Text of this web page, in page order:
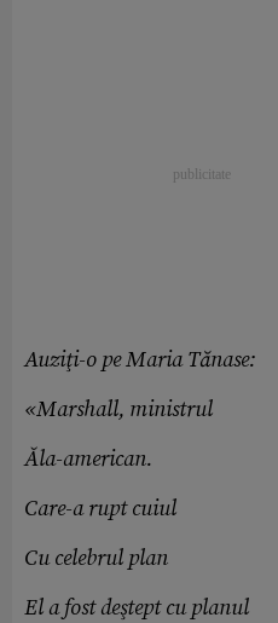
Auziţi-o pe Maria Tănase:
«Marshall, ministrul
Ăla-american.
Care-a rupt cuiul
Cu celebrul plan
El a fost deştept cu planul